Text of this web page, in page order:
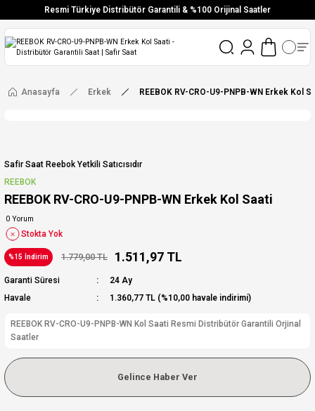
Resmi Türkiye Distribütör Garantili & %100 Orijinal Saatler
Vade Farksız 6 Taksit
Aynı Gün Stoktan Gönderim
Ücretsiz Kargo
Anasayfa Erkek REEBOK RV-CRO-U9-PNPB-WN Erkek Kol
Safir Saat Reebok Yetkili Satıcısıdır
REEBOK
REEBOK RV-CRO-U9-PNPB-WN Erkek Kol Saati
0 Yorum
Stokta Yok
%15 İndirim 1.779,00 TL 1.511,97 TL
Garanti Süresi
24 Ay
Havale
1.360,77 TL (%10,00 havale indirimi)
REEBOK RV-CRO-U9-PNPB-WN Kol Saati Resmi Distribütör Garantili Orjinal
Saatler
Gelince Haber Ver